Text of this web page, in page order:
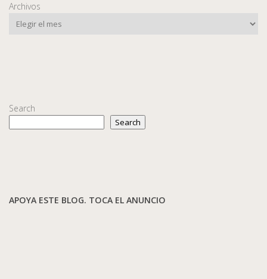
Archivos
Search
Search
APOYA ESTE BLOG. TOCA EL ANUNCIO